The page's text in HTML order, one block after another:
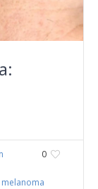
0
melanoma